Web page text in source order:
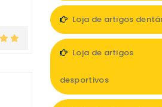
Loja de artigos
Loja de artigos
desportivos